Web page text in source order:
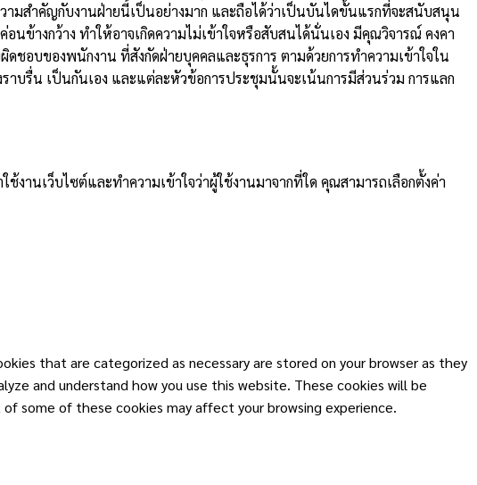
ามสำคัญกับงานฝ่ายนี้เป็นอย่างมาก และถือได้ว่าเป็นบันไดขั้นแรกที่จะสนับสนุน
ข้างกว้าง ทำให้อาจเกิดความไม่เข้าใจหรือสับสนได้นั่นเอง มีคุณวิจารณ์ คงคา
ชอบของพนักงาน ที่สังกัดฝ่ายบุคคลและธุรการ ตามด้วยการทำความเข้าใจใน
าบรื่น เป็นกันเอง และแต่ละหัวข้อการประชุมนั้นจะเน้นการมีส่วนร่วม การแลก
งานเว็บไซต์และทำความเข้าใจว่าผู้ใช้งานมาจากที่ใด คุณสามารถเลือกตั้งค่า
that are categorized as necessary are stored on your browser as they
and understand how you use this website. These cookies will be
some of these cookies may affect your browsing experience.